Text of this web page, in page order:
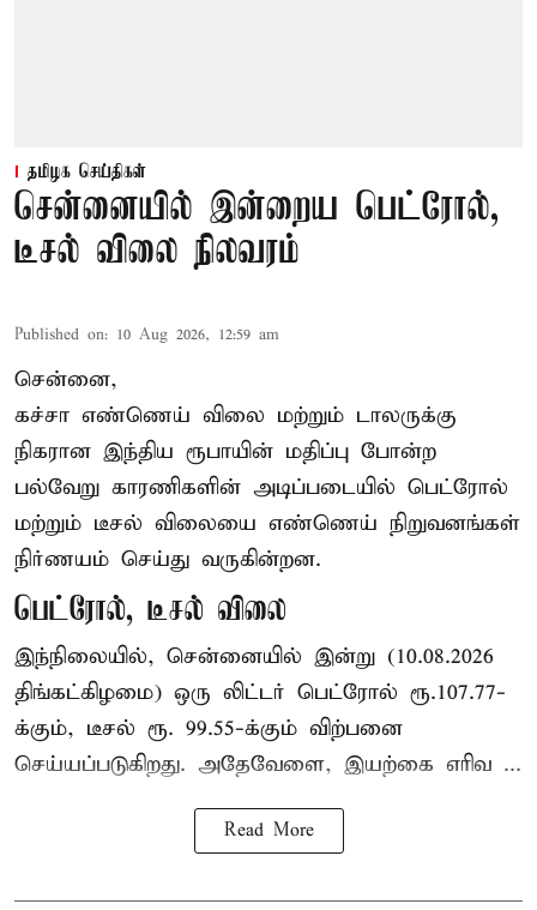
தமிழக செய்திகள்
சென்னையில் இன்றைய பெட்ரோல்,
டீசல் விலை நிலவரம்
Published on: 10 Aug 2026, 12:59 am
சென்னை,
கச்சா எண்ணெய் விலை மற்றும் டாலருக்கு
நிகரான இந்திய ரூபாயின் மதிப்பு போன்ற
பல்வேறு காரணிகளின் அடிப்படையில் பெட்ரோல்
மற்றும் டீசல் விலையை எண்ணெய் நிறுவனங்கள்
நிர்ணயம் செய்து வருகின்றன.
பெட்ரோல், டீசல் விலை
இந்நிலையில், சென்னையில் இன்று (10.08.2026
திங்கட்கிழமை) ஒரு லிட்டர் பெட்ரோல் ரூ.107.77-
க்கும், டீசல் ரூ. 99.55-க்கும் விற்பனை
செய்யப்படுகிறது. அதேவேளை, இயற்கை எரிவ ...
Read More